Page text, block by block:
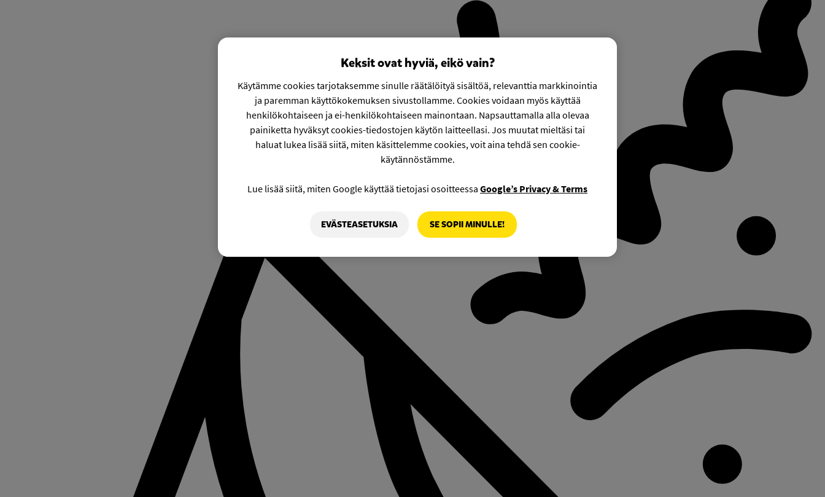
Keksit ovat hyviä, eikö vain?
Käytämme cookies tarjotaksemme sinulle räätälöityä sisältöä, relevanttia markkinointia
ja paremman käyttökokemuksen sivustollamme. Cookies voidaan myös käyttää
henkilökohtaiseen ja ei-henkilökohtaiseen mainontaan. Napsauttamalla alla olevaa
painiketta hyväksyt cookies-tiedostojen käytön laitteellasi. Jos muutat mieltäsi tai
haluat lukea lisää siitä, miten käsittelemme cookies, voit aina tehdä sen cookie-
käytännöstämme.
Lue lisää siitä, miten Google käyttää tietojasi osoitteessa Google’s Privacy & Terms
EVÄSTEASETUKSIA SE SOPII MINULLE!